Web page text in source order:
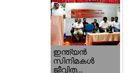
ഇന്ത്യന്‍
സിനിമകള്‍
ജീവിത...